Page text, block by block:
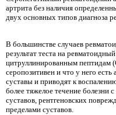
артрита без наличия
двух основных типов диагноза
В большинстве случаев
результат теста на
цитруллинированным пептидам
серопозитивен и что у него
суставы и приводят к
более тяжелое течение болезни
суставов, рентгеновских
пределами суставов.